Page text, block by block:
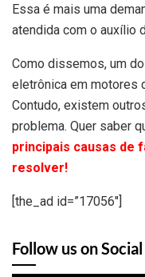
Essa é mais uma
atendida com o auxílio
Como dissemos, um
eletrônica em motores
Contudo, existem
problema. Quer saber
principais causas de
resolver!
[the_ad id=”17056″]
Follow us on